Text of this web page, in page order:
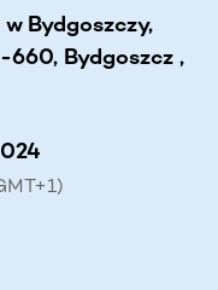
Bydgoszczy,
Bydgoszcz ,